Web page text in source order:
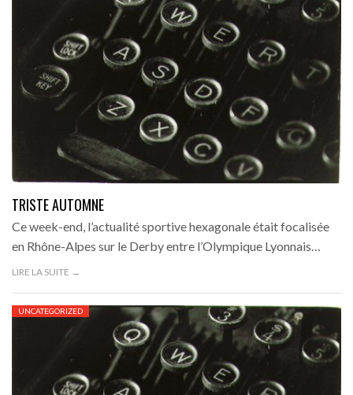
TRISTE AUTOMNE
Ce week-end, l’actualité sportive hexagonale était focalisée
en Rhône-Alpes sur le Derby entre l’Olympique Lyonnais…
LIRE LA SUITE →
UNCATEGORIZED